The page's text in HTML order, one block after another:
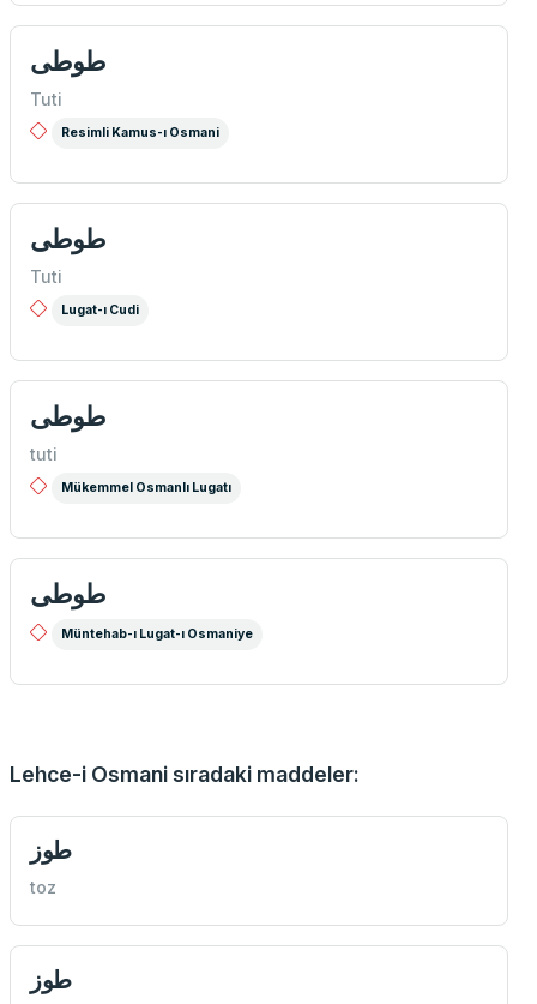
طوطی
Tuti
Resimli Kamus-ı Osmani
طوطی
Tuti
Lugat-ı Cudi
طوطی
tuti
Mükemmel Osmanlı Lugatı
طوطی
Müntehab-ı Lugat-ı Osmaniye
Lehce-i Osmani sıradaki maddeler:
طوز
toz
طوز